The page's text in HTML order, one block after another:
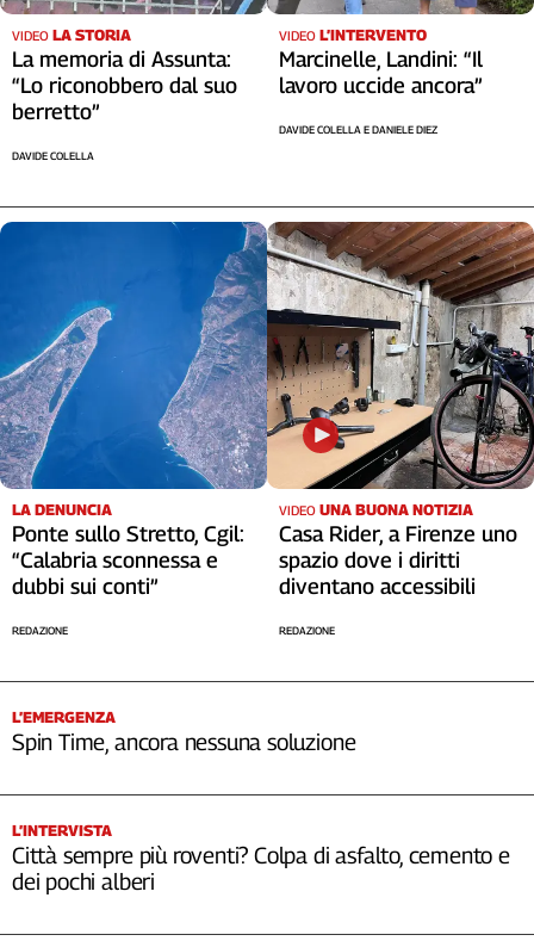
VIDEO LA STORIA
La memoria di Assunta:
“Lo riconobbero dal suo
berretto”
DAVIDE COLELLA
VIDEO L’INTERVENTO
Marcinelle, Landini: “Il
lavoro uccide ancora”
DAVIDE COLELLA E DANIELE DIEZ
LA DENUNCIA
Ponte sullo Stretto, Cgil:
“Calabria sconnessa e
dubbi sui conti”
REDAZIONE
VIDEO UNA BUONA NOTIZIA
Casa Rider, a Firenze uno
spazio dove i diritti
diventano accessibili
REDAZIONE
L’EMERGENZA
Spin Time, ancora nessuna soluzione
L’INTERVISTA
Città sempre più roventi? Colpa di asfalto, cemento e
dei pochi alberi